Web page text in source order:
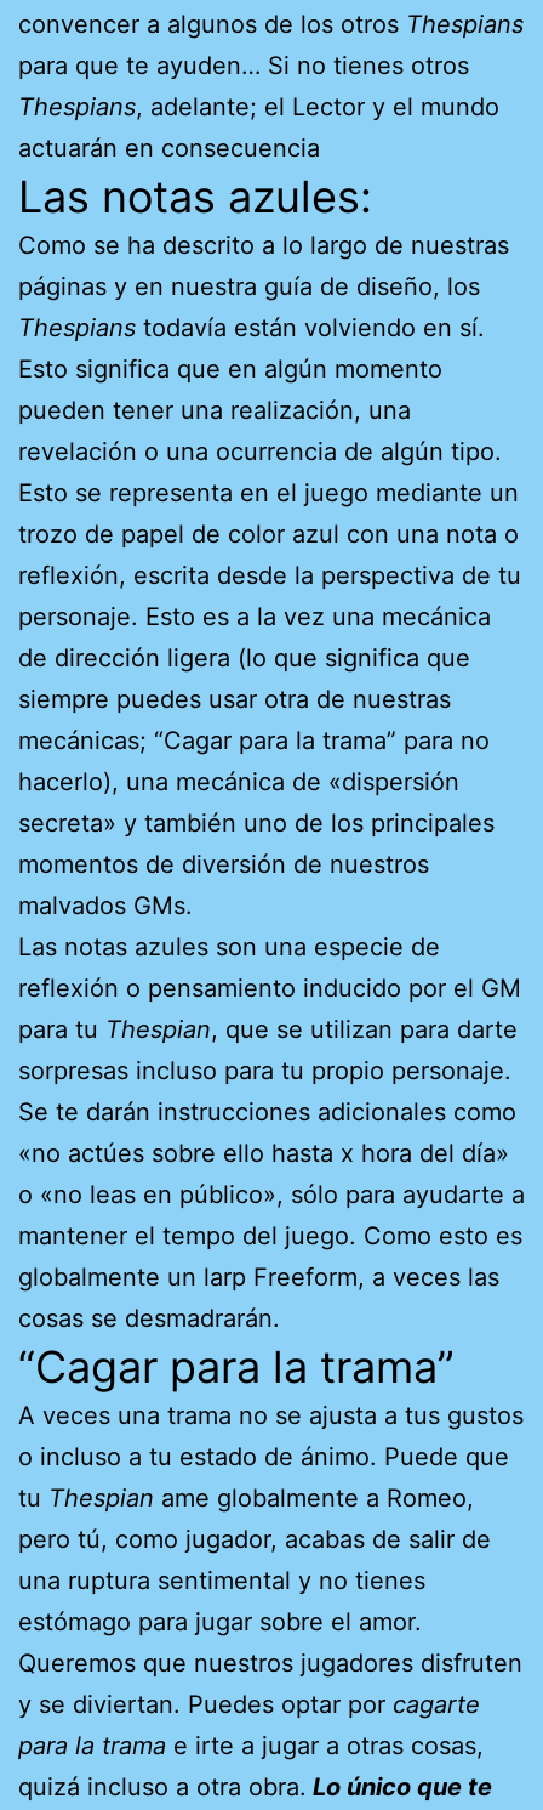
convencer a algunos de los otros Thespians
para que te ayuden… Si no tienes otros
Thespians, adelante; el Lector y el mundo
actuarán en consecuencia
Las notas azules:
Como se ha descrito a lo largo de nuestras
páginas y en nuestra guía de diseño, los
Thespians todavía están volviendo en sí.
Esto significa que en algún momento
pueden tener una realización, una
revelación o una ocurrencia de algún tipo.
Esto se representa en el juego mediante un
trozo de papel de color azul con una nota o
reflexión, escrita desde la perspectiva de tu
personaje. Esto es a la vez una mecánica
de dirección ligera (lo que significa que
siempre puedes usar otra de nuestras
mecánicas; “Cagar para la trama” para no
hacerlo), una mecánica de «dispersión
secreta» y también uno de los principales
momentos de diversión de nuestros
malvados GMs.
Las notas azules son una especie de
reflexión o pensamiento inducido por el GM
para tu Thespian, que se utilizan para darte
sorpresas incluso para tu propio personaje.
Se te darán instrucciones adicionales como
«no actúes sobre ello hasta x hora del día»
o «no leas en público», sólo para ayudarte a
mantener el tempo del juego. Como esto es
globalmente un larp Freeform, a veces las
cosas se desmadrarán.
“Cagar para la trama”
A veces una trama no se ajusta a tus gustos
o incluso a tu estado de ánimo. Puede que
tu Thespian ame globalmente a Romeo,
pero tú, como jugador, acabas de salir de
una ruptura sentimental y no tienes
estómago para jugar sobre el amor.
Queremos que nuestros jugadores disfruten
y se diviertan. Puedes optar por cagarte
para la trama e irte a jugar a otras cosas,
quizá incluso a otra obra. Lo único que te